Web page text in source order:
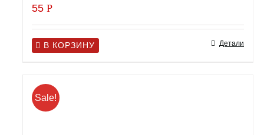
55 Р
В КОРЗИНУ Детали
Sale!